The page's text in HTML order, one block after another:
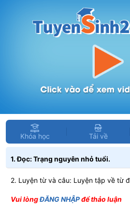
Khóa học Tải về
1. Đọc: Trạng nguyên nhỏ tuổi.
2. Luyện từ và câu: Luyện tập về từ
Vui lòngĐĂNG NHẬPđể thảo luận